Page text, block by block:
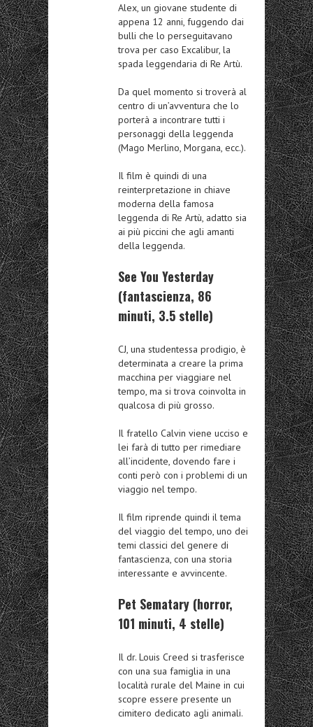
Alex, un giovane studente di
appena 12 anni, fuggendo dai
bulli che lo perseguitavano
trova per caso Excalibur, la
spada leggendaria di Re Artù.
Da quel momento si troverà al
centro di un’avventura che lo
porterà a incontrare tutti i
personaggi della leggenda
(Mago Merlino, Morgana, ecc.).
Il film è quindi di una
reinterpretazione in chiave
moderna della famosa
leggenda di Re Artù, adatto sia
ai più piccini che agli amanti
della leggenda.
See You Yesterday
(fantascienza, 86
minuti, 3.5 stelle)
CJ, una studentessa prodigio, è
determinata a creare la prima
macchina per viaggiare nel
tempo, ma si trova coinvolta in
qualcosa di più grosso.
Il fratello Calvin viene ucciso e
lei farà di tutto per rimediare
all’incidente, dovendo fare i
conti però con i problemi di un
viaggio nel tempo.
Il film riprende quindi il tema
del viaggio del tempo, uno dei
temi classici del genere di
fantascienza, con una storia
interessante e avvincente.
Pet Sematary (horror,
101 minuti, 4 stelle)
Il dr. Louis Creed si trasferisce
con una sua famiglia in una
località rurale del Maine in cui
scopre essere presente un
cimitero dedicato agli animali.